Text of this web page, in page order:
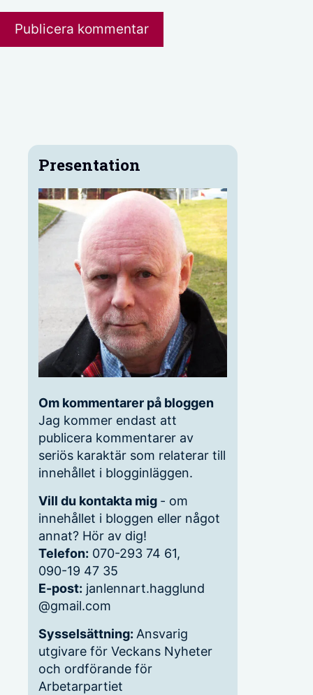
Presentation
Om kommentarer på bloggen
Jag kommer endast att
publicera kommentarer av
seriös karaktär som relaterar till
innehållet i blogginläggen.
Vill du kontakta mig - om
innehållet i bloggen eller något
annat? Hör av dig!
Telefon: 070-293 74 61,
090-19 47 35
E-post: janlennart.hagglund
@gmail.com
Sysselsättning: Ansvarig
utgivare för Veckans Nyheter
och ordförande för
Arbetarpartiet